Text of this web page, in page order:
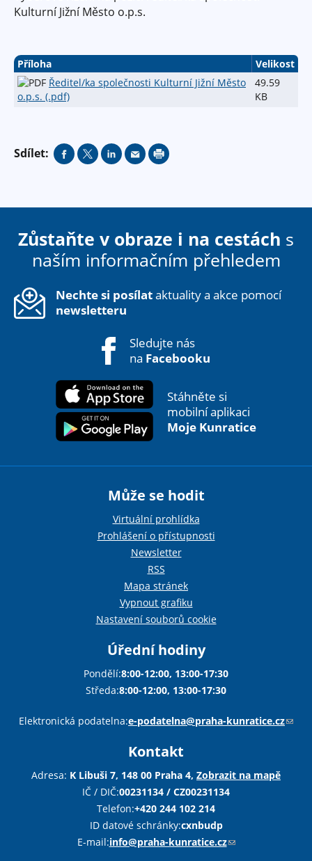
Kulturní Jižní Město o.p.s.
Příloha
Velikost
Ředitel/ka společnosti Kulturní Jižní Město
o.p.s. (.pdf)
49.59
KB
Sdílet:
Zůstaňte v obraze i na cestách s
naším informačním přehledem
Nechte si posílataktuality a akce pomocí
newsletteru
Sledujte nás
na Facebooku
Stáhněte si
mobilní aplikaci
Moje Kunratice
Může se hodit
Virtuální prohlídka
Prohlášení o přístupnosti
Newsletter
RSS
Mapa stránek
Vypnout grafiku
Nastavení souborů cookie
Úřední hodiny
Pondělí:8:00-12:00, 13:00-17:30
Středa:8:00-12:00, 13:00-17:30
Elektronická podatelna:e-podatelna@praha-kunratice.cz(
Kontakt
Adresa: K Libuši 7, 148 00 Praha 4, Zobrazit na mapě
IČ / DIČ:00231134 / CZ00231134
Telefon:+420 244 102 214
ID datové schránky:cxnbudp
E-mail:info@praha-kunratice.cz(